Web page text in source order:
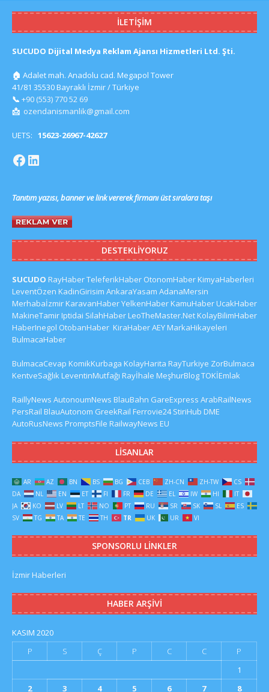
İLETIŞIM
SUCUDO Dijital Medya Reklam Ajansı Hizmetleri Ltd. Şti.
🏠 Adalet mah. Anadolu cad. Megapol Tower
41/81 35530 Bayraklı İzmir / Türkiye
📞 +90 (553) 770 52 69
📩 ozendanismanlik@gmail.com
UETS: 15623-26967-42627
Tanıtım yazısı, banner ve link vererek firmanı üst sıralara taşı
DESTEKLIYORUZ
SUCUDO RayHaberTeleferikHaber OtonomHaberKimyaHaberleri
LeventÖzen KadinGirisim AnkaraYasam AdanaMersin
MerhabaİzmirKaravanHaberYelkenHaberKamuHaberUcakHaber
MakineTamirIptidai SilahHaberLeoTheMaster.NetKolayBilimHaber
HaberInegol OtobanHaber KiraHaberAEYMarkaHikayeleri
BulmacaHaber
BulmacaCevap KomikKurbaga KolayHarita RayTurkiye ZorBulmaca
KentveSağlıkLeventinMutfağı Rayİhale MeşhurBlogTOKİEmlak
RaillyNews AutonoumNews BlauBahn GareExpress ArabRailNews
PersRail BlauAutonom GreekRail Ferrovie24 StiriHub DME
AutoRusNews PromptsFile RailwayNews EU
LISANLAR
AR AZ BN BS BG CEB ZH-CN ZH-TW
CS
DA
NL EN ET FI FR DE EL IW HI
IT
JA
KO LV LT NO PT RU SR SK SL
ES
SV
TG TA TE TH TR UK UR VI
SPONSORLU LINKLER
İzmir Haberleri
HABER ARŞIVI
KASIM 2020
P
S Ç P C C
P
1
2
3 4 5 6 7 8